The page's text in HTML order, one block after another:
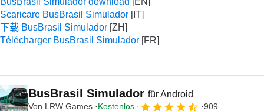
Scaricare BusBrasil Simulador
下载 BusBrasil Simulador
Télécharger BusBrasil Simulador
BusBrasil Simulador für Android
Von LRW Games Kostenlos 909